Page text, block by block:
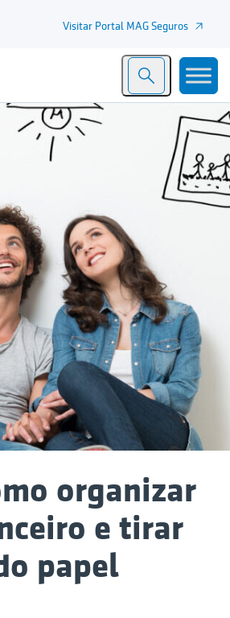
Visitar Portal MAG Seguros
organizar
e tirar
papel